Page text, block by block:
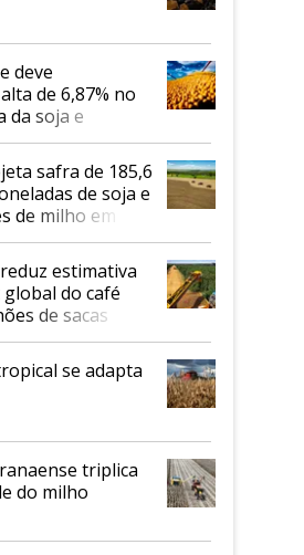
deve
de 6,87% no
da soja e
2026
safra de 185,6
de soja e
de milho em
estimativa
do café
de sacas
se adapta
triplica
do milho